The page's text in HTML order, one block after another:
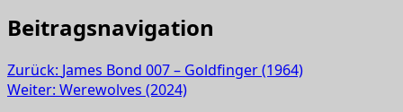
Beitragsnavigation
Zurück: James Bond 007 – Goldfinger (1964)
Weiter: Werewolves (2024)